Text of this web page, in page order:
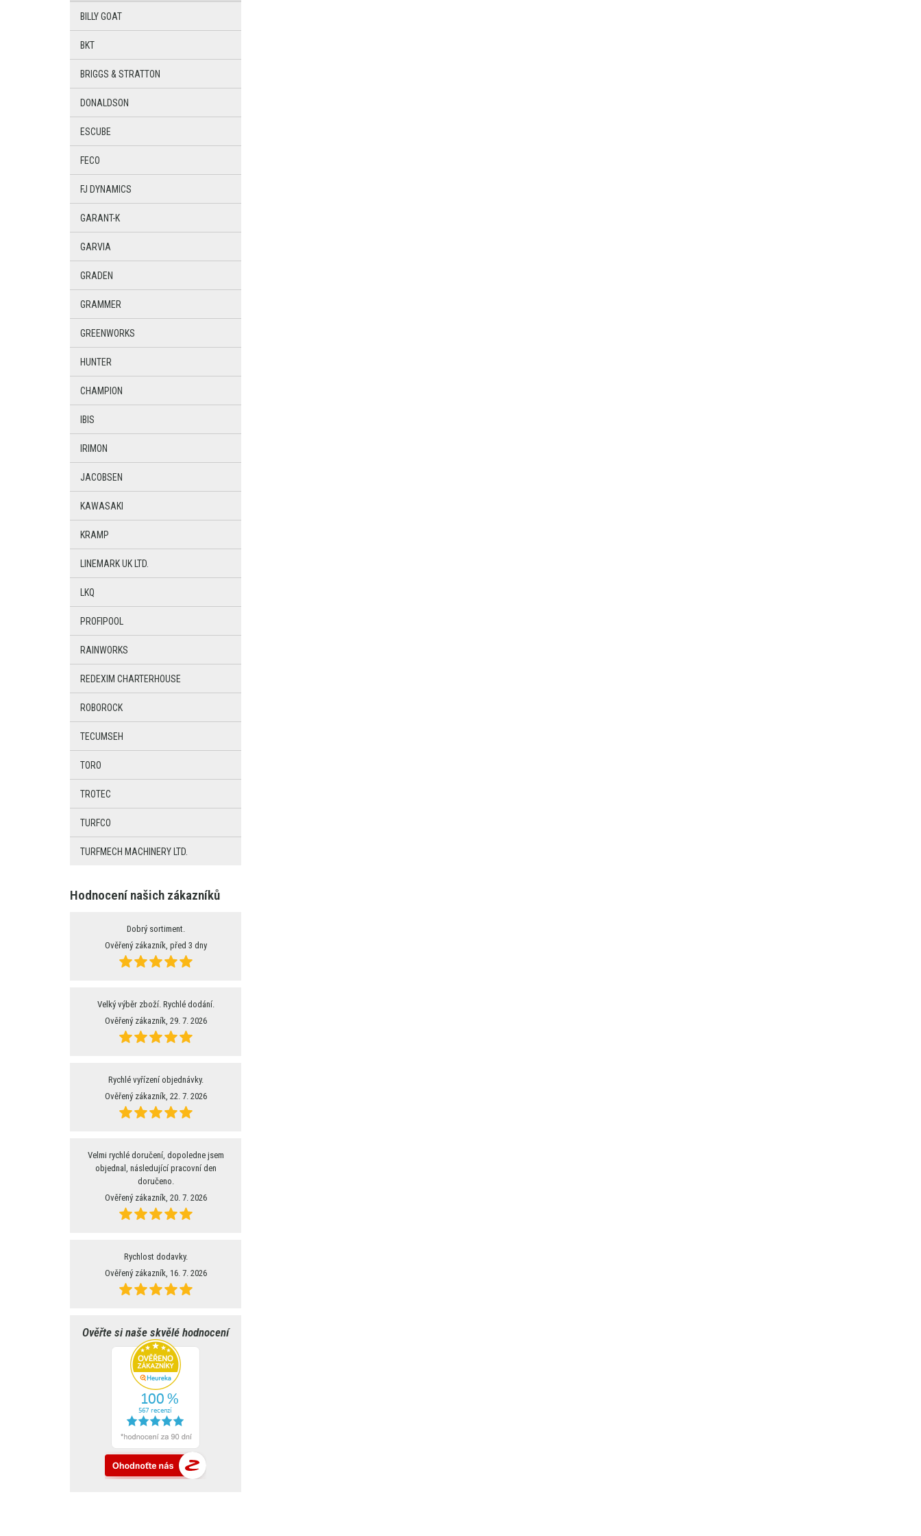
BILLY GOAT
BKT
BRIGGS & STRATTON
DONALDSON
ESCUBE
FECO
FJ DYNAMICS
GARANT-K
GARVIA
GRADEN
GRAMMER
GREENWORKS
HUNTER
CHAMPION
IBIS
IRIMON
JACOBSEN
KAWASAKI
KRAMP
LINEMARK UK LTD.
LKQ
PROFIPOOL
RAINWORKS
REDEXIM CHARTERHOUSE
ROBOROCK
TECUMSEH
TORO
TROTEC
TURFCO
TURFMECH MACHINERY LTD.
Hodnocení našich zákazníků
Dobrý sortiment.
Ověřený zákazník, před 3 dny
Velký výběr zboží. Rychlé dodání.
Ověřený zákazník, 29. 7. 2026
Rychlé vyřízení objednávky.
Ověřený zákazník, 22. 7. 2026
Velmi rychlé doručení, dopoledne jsem
objednal, následující pracovní den
doručeno.
Ověřený zákazník, 20. 7. 2026
Rychlost dodavky.
Ověřený zákazník, 16. 7. 2026
Ověřte si naše skvělé hodnocení